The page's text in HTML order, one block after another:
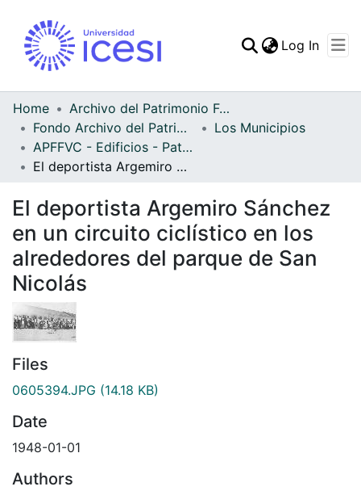
Statistics
Log In
Home
Archivo del Patrimonio Fotográfico y Fílmico del Valle del Cauca
Fondo Archivo del Patrimonio Fotográfico y Fílmico del Valle del Cauca
Los Municipios
APFFVC - Edificios - Patrimonial
El deportista Argemiro Sánchez en un circuito ciclístico en los alrededores del parque de San Nicolás
El deportista Argemiro Sánchez
en un circuito ciclístico en los
alrededores del parque de San
Nicolás
Files
0605394.JPG (14.18 KB)
Date
1948-01-01
Authors